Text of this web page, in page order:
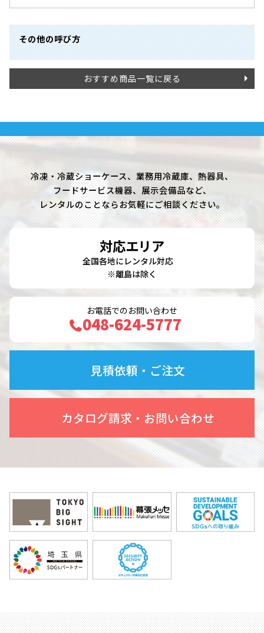
その他の呼び方
おすすめ商品一覧に戻る
冷凍・冷蔵ショーケース、業務用冷蔵庫、熱器具、
フードサービス機器、展示会備品など、
レンタルのことならお気軽にご相談ください。
対応エリア
全国各地にレンタル対応
※離島は除く
お電話でのお問い合わせ
048-624-5777
見積依頼・ご注文
カタログ請求・お問い合わせ